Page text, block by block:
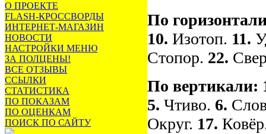
О ПРОЕКТЕ
FLASH-КРОССВОРДЫ
ИНТЕРНЕТ-МАГАЗИН
НОВОСТИ
НАСТРОЙКИ МЕНЮ
ЗА ПОЛЦЕНЫ!
ВСЕ ОТЗЫВЫ
ССЫЛКИ
СТАТИСТИКА
ПО ПОКАЗАМ
ПО ОЦЕНКАМ
ПОИСК ПО САЙТУ
По
10. Изотоп. 11.
Стопор. 22.
По вертикали:
5. Чтиво. 6.
Округ. 17.